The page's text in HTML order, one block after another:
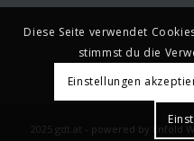
2025 gdt.at - powered by Enfold
Diese Seite verwendet
stimmst du die
Einstellungen